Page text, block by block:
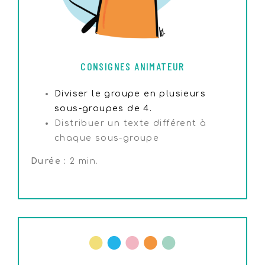
CONSIGNES ANIMATEUR
Diviser le groupe en plusieurs
sous-groupes de 4.
Distribuer un texte différent à
chaque sous-groupe
Durée : 2 min.